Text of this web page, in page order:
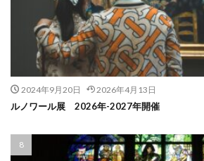
2024年9月20日 2026年4月13日
ルノワール展 2026年-2027年開催